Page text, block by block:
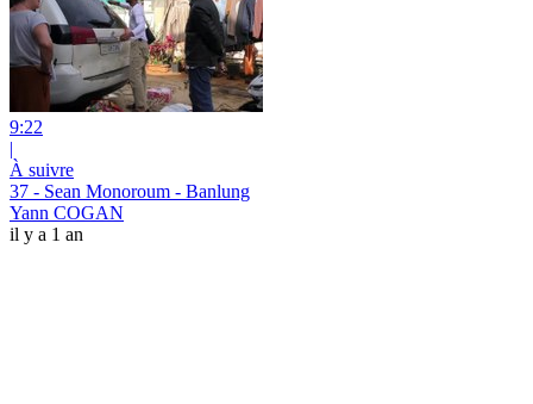
9:22
|
À suivre
37 - Sean Monoroum - Banlung
Yann COGAN
il y a 1 an